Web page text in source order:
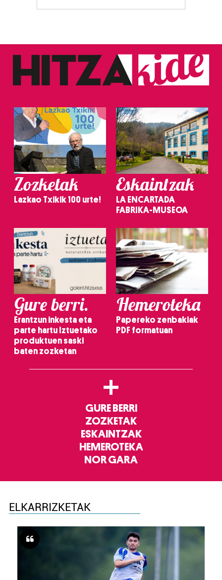
Zozketak
Lazkao Txikik 100 urte!
Eskaintzak
LA ENCARTADA
FABRIKA-MUSEOA
Gure berri.
Erantzun inkesta eta
parte hartu Iztuetako
produktuen saski
baten zozketan
Hemeroteka
Papereko zenbakiak
PDF formatuan
+
GURE BERRI
ZOZKETAK
ESKAINTZAK
HEMEROTEKA
NOR GARA
ELKARRIZKETAK